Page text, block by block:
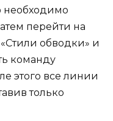
необходимо
перейти на
обводки» и
команду
этого все линии
только